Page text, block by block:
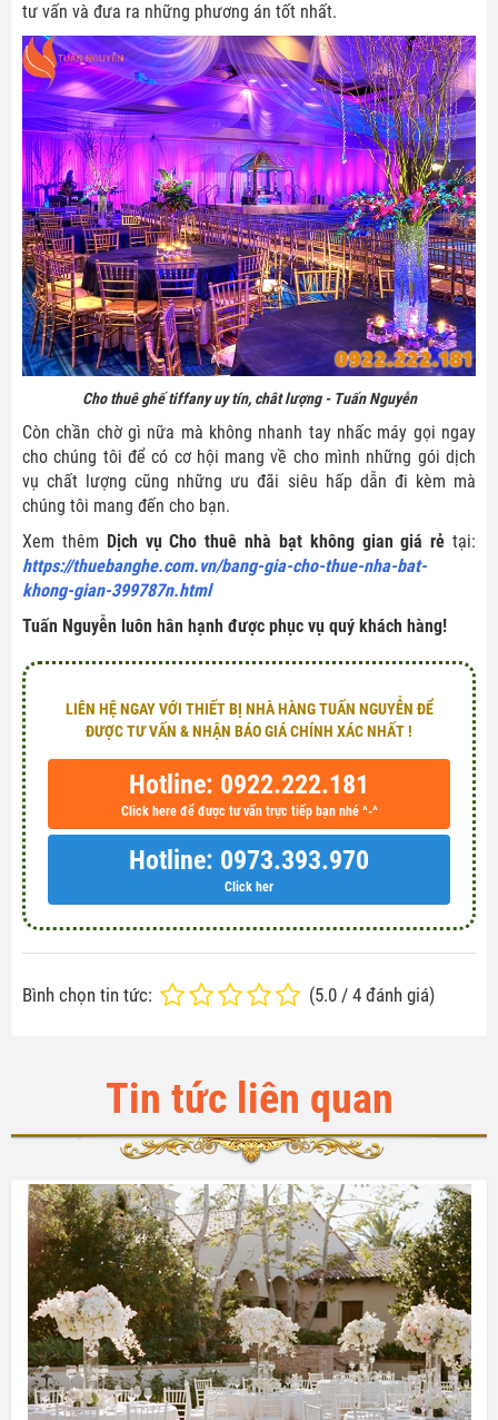
tư vấn và đưa ra những phương án tốt nhất.
Cho thuê ghế tiffany uy tín, chât lượng - Tuấn Nguyễn
Còn chần chờ gì nữa mà không nhanh tay nhấc máy gọi ngay
cho chúng tôi để có cơ hội mang về cho mình những gói dịch
vụ chất lượng cũng những ưu đãi siêu hấp dẫn đi kèm mà
chúng tôi mang đến cho bạn.
Xem thêm Dịch vụ Cho thuê nhà bạt không gian giá rẻ tại:
https://thuebanghe.com.vn/bang-gia-cho-thue-nha-bat-
khong-gian-399787n.html
Tuấn Nguyễn luôn hân hạnh được phục vụ quý khách hàng!
LIÊN HỆ NGAY VỚI THIẾT BỊ NHÀ HÀNG TUẤN NGUYỄN ĐỂ
ĐƯỢC TƯ VẤN & NHẬN BÁO GIÁ CHÍNH XÁC NHẤT !
Hotline: 0922.222.181
Click here để được tư vấn trực tiếp bạn nhé ^-^
Hotline: 0973.393.970
Click her
Bình chọn tin tức: (5.0 / 4 đánh giá)
Tin tức liên quan